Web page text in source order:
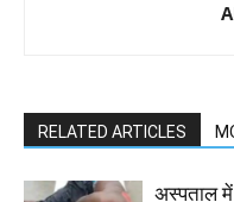
RELATED ARTICLES
अस्पताल